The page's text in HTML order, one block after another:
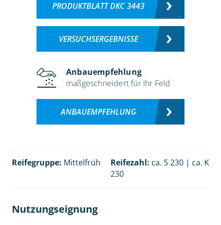
PRODUKTBLATT DKC 3443
VERSUCHSERGEBNISSE
Anbauempfehlung
maßgeschneidert für Ihr Feld
ANBAUEMPFEHLUNG
Reifegruppe: Mittelfrüh Reifezahl: ca. S 230 | ca. K
230
Nutzungseignung